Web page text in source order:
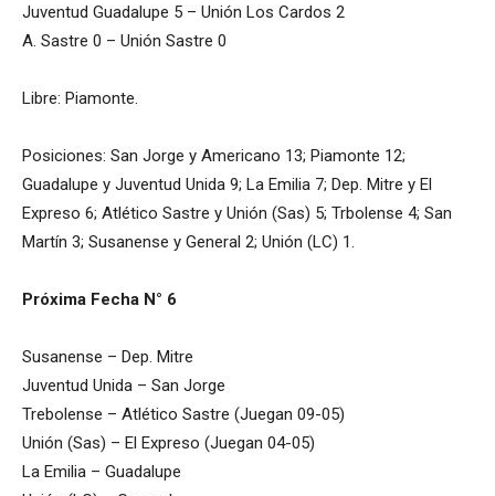
Juventud Guadalupe 5 – Unión Los Cardos 2
A. Sastre 0 – Unión Sastre 0
Libre: Piamonte.
Posiciones: San Jorge y Americano 13; Piamonte 12;
Guadalupe y Juventud Unida 9; La Emilia 7; Dep. Mitre y El
Expreso 6; Atlético Sastre y Unión (Sas) 5; Trbolense 4; San
Martín 3; Susanense y General 2; Unión (LC) 1.
Próxima Fecha N° 6
Susanense – Dep. Mitre
Juventud Unida – San Jorge
Trebolense – Atlético Sastre (Juegan 09-05)
Unión (Sas) – El Expreso (Juegan 04-05)
La Emilia – Guadalupe